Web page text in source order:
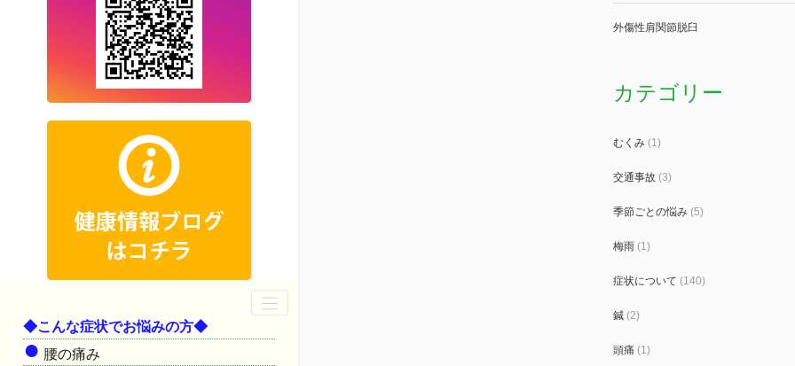
◆こんな症状でお悩みの方◆
● 腰の痛み
外傷性肩関節脱臼
カテゴリー
むくみ(1)
交通事故(3)
季節ごとの悩み(5)
梅雨(1)
症状について (140)
鍼(2)
頭痛 (1)